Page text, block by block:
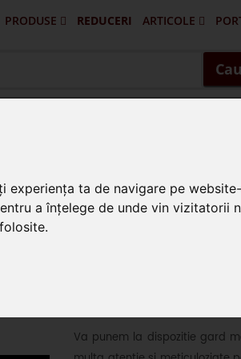
ta de navigare pe
a înțelege de unde vin vizitatorii
PRODUSE REDUCERI ARTICOLE
Va punem la dispozitie gard